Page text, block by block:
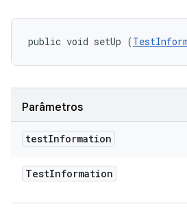
public void setUp (
Parâmetros
testInformation
TestInformation